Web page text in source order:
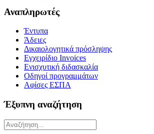
Αναπληρωτές
Έντυπα
Άδειες
Δικαιολογητικά πρόσληψης
Εγχειρίδιο Invoices
Ενισχυτική διδασκαλία
Οδηγοί προγραμμάτων
Αφίσες ΕΣΠΑ
Έξυπνη αναζήτηση